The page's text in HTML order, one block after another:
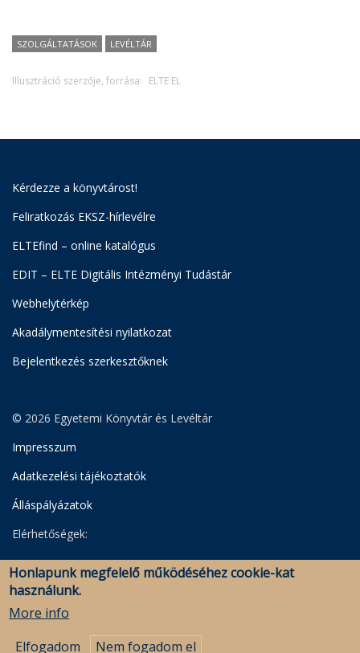
SZOLGÁLTATÁSOK LEVÉLTÁR
Illusztráció szerzője, forrása: ELTE EL
Kérdezze a könyvtárost!
Feliratkozás EKSZ-hírlevélre
ELTEfind – online katalógus
EDIT – ELTE Digitális Intézményi Tudástár
Webhelytérkép
Akadálymentesítési nyilatkozat
Bejelentkezés szerkesztőknek
© 2026 Egyetemi Könyvtár és Levéltár
Impresszum
Adatkezelési tájékoztatók
Álláspályázatok
Elérhetőségek:
Egyetemi Könyvtár
Levéltár
Savaria Könyvtár és Levéltár (Szombathely)
Honlapunk megfelelő működéséhez cookie-kat
használunk.
More info
Elfogadom
Nem fogadom el